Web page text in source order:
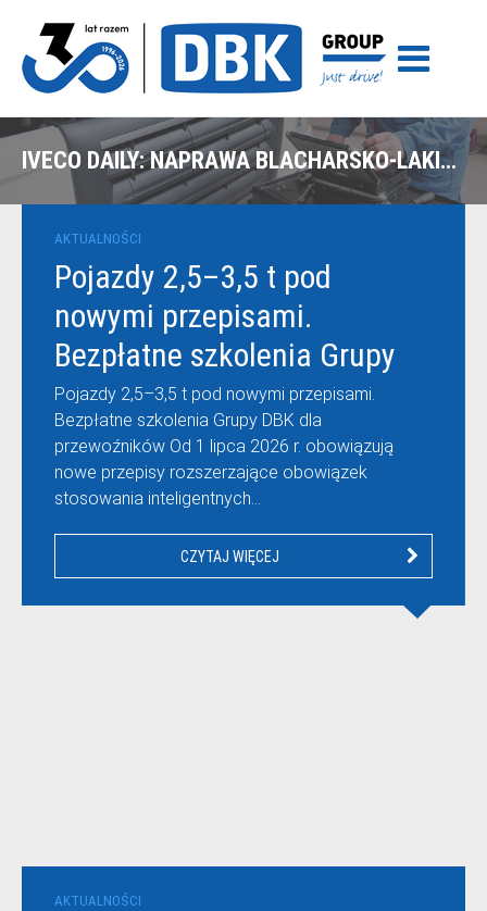
IVECO DAILY: NAPRAWA BLACHARSKO-LAKIERNICZA PO KOLIZJI Z LATARNIĄ – POZNAŃ
AKTUALNOŚCI
Pojazdy 2,5–3,5 t pod
nowymi przepisami.
Bezpłatne szkolenia Grupy
DBK dla przewoźników
Pojazdy 2,5–3,5 t pod nowymi przepisami.
Bezpłatne szkolenia Grupy DBK dla
przewoźników Od 1 lipca 2026 r. obowiązują
nowe przepisy rozszerzające obowiązek
stosowania inteligentnych…
CZYTAJ WIĘCEJ
AKTUALNOŚCI